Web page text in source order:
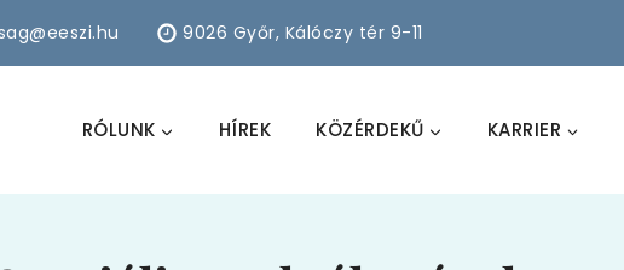
9026 Győr, Kálóczy tér 9-11
RÓLUNK HÍREK KÖZÉRDEKŰ KARRIER